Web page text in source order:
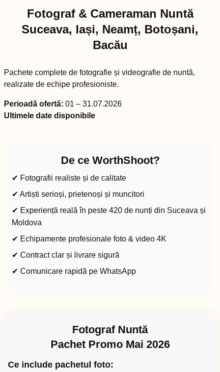
Fotograf & Cameraman Nuntă
Suceava, Iași, Neamț, Botoșani,
Bacău
Pachete complete de fotografie și videografie de nuntă,
realizate de echipe profesioniste.
Perioadă ofertă: 01 – 31.07.2026
Ultimele date disponibile
De ce WorthShoot?
✔ Fotografii realiste și de calitate
✔ Artiști serioși, prietenoși și muncitori
✔ Experiență reală în peste 420 de nunți din Suceava și
Moldova
✔ Echipamente profesionale foto & video 4K
✔ Contract clar și livrare sigură
✔ Comunicare rapidă pe WhatsApp
Fotograf Nuntă
Pachet Promo Mai 2026
Ce include pachetul foto: